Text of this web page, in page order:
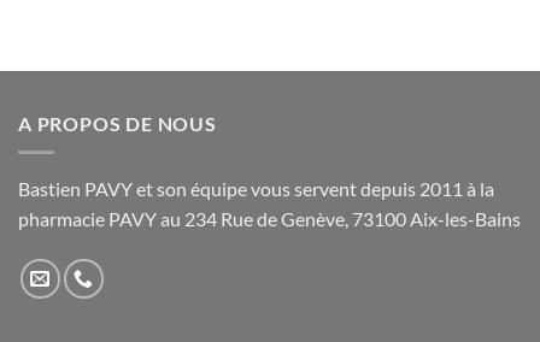
plusieurs
Les
options
être
choisies
la
page
A PROPOS DE NOUS
Bastien PAVY et son équipe vous servent depuis 2011 à la
pharmacie PAVY au 234 Rue de Genève, 73100 Aix-les-Bains